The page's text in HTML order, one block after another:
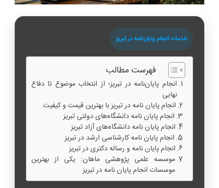
خدمات انجام پایان‌نامه در تبریز
فهرست مطالب
انجام پایان‌نامه در تبریز؛ از انتخاب موضوع تا دفاع
نهایی
انجام پایان‌ نامه در تبریز با بهترین قیمت و کیفیت
انجام پایان‌ نامه دانشگاه‌های دولتی تبریز
انجام پایان‌ نامه دانشگاه‌های آزاد تبریز
انجام پایان‌ نامه کارشناسی ارشد در تبریز
انجام پایان‌ نامه و رساله دکتری در تبریز
موسسه علمی پژوهشی ماهان: یکی از بهترین
موسسات انجام پایان‌ نامه در تبریز